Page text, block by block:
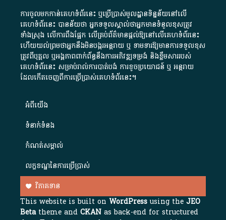
ការចូលមកកាន់គេហទំព័រនេះ ឬប្រើប្រាស់មូលដ្ឋានទិន្នន័យនៅលើ
គេហទំព័រនេះ បានន័យថា អ្នកទទួលស្គាល់ថាអ្នកមានទំនួលខុសត្រូវ
ទាំងស្រុង លើការពឹងផ្អែក លើគ្រប់ព័ត៌មានផ្តល់ឱ្យនៅលើគេហទំព័រនេះ
ហើយយល់ព្រមថាអ្នកនឹងមិនបង្ករអន្តរាយ ឬ ទាមទារ​ឱ្យមានការទទួលខុស​
ត្រូវពីបុគ្គល ឬអង្គភាពពាក់ព័ន្ធនឹងការអភិវឌ្ឍទម្រង់ និងខ្លឹមសាររបស់
គេហទំព័រនេះ សម្រាប់រាល់ការបាត់បង់ ការខូចប្រយោជន៍ ឬ អន្តរាយ
ដែលកើតចេញពីការប្រើប្រាស់គេហទំព័រនេះ។
អំពី​យើង​
ទំនាក់ទំនង
កំណត់សម្គាល់
លក្ខខណ្ឌនៃការប្រើប្រាស់
វិភាគទាន
This website is built onWordPressusing theJEO
Betatheme andCKAN as back-end for structured